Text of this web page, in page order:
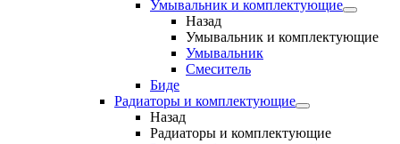
Умывальник и комплектующие
Назад
Умывальник и комплектующие
Умывальник
Смеситель
Биде
Радиаторы и комплектующие
Назад
Радиаторы и комплектующие